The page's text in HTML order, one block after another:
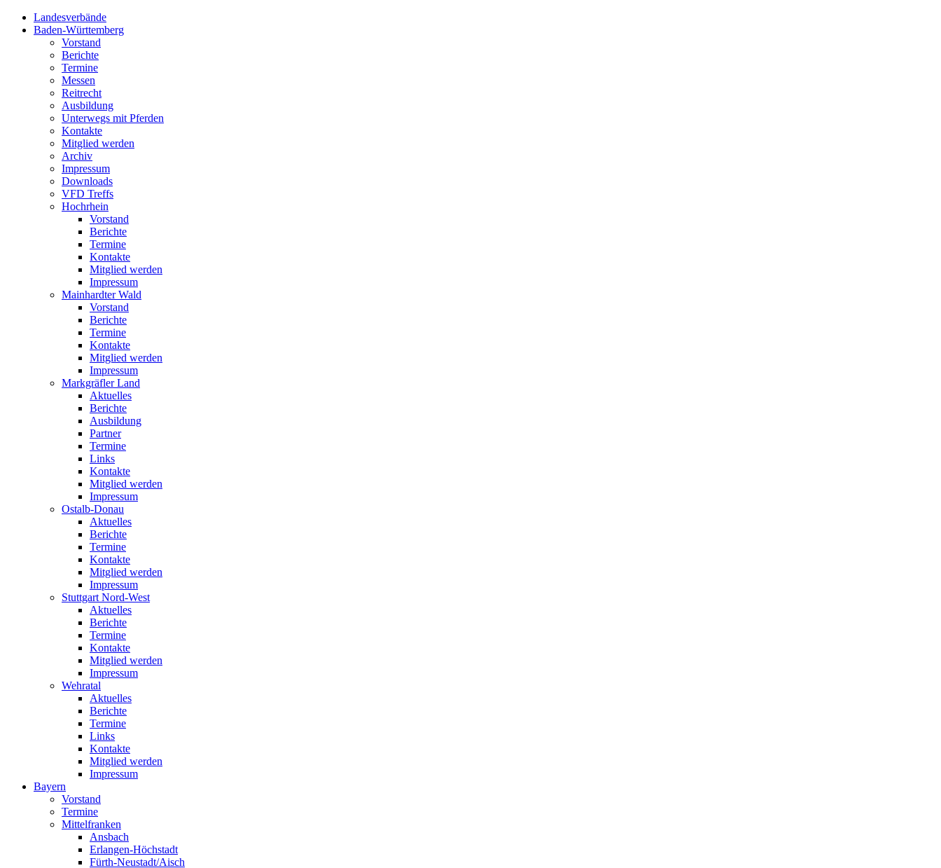
Landesverbände
Baden-Württemberg
Vorstand
Berichte
Termine
Messen
Reitrecht
Ausbildung
Unterwegs mit Pferden
Kontakte
Mitglied werden
Archiv
Impressum
Downloads
VFD Treffs
Hochrhein
Vorstand
Berichte
Termine
Kontakte
Mitglied werden
Impressum
Mainhardter Wald
Vorstand
Berichte
Termine
Kontakte
Mitglied werden
Impressum
Markgräfler Land
Aktuelles
Berichte
Ausbildung
Partner
Termine
Links
Kontakte
Mitglied werden
Impressum
Ostalb-Donau
Aktuelles
Berichte
Termine
Kontakte
Mitglied werden
Impressum
Stuttgart Nord-West
Aktuelles
Berichte
Termine
Kontakte
Mitglied werden
Impressum
Wehratal
Aktuelles
Berichte
Termine
Links
Kontakte
Mitglied werden
Impressum
Bayern
Vorstand
Termine
Mittelfranken
Ansbach
Erlangen-Höchstadt
Fürth-Neustadt/Aisch